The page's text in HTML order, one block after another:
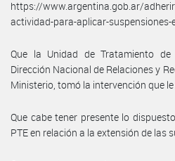
https://www.argentina.gob.ar/
actividad-para-aplicar-suspensiones-
Que la Unidad de Tratamiento
Dirección Nacional de Relaciones y
Ministerio, tomó la intervención que le
Que cabe tener presente lo
PTE en relación a la extensión de las